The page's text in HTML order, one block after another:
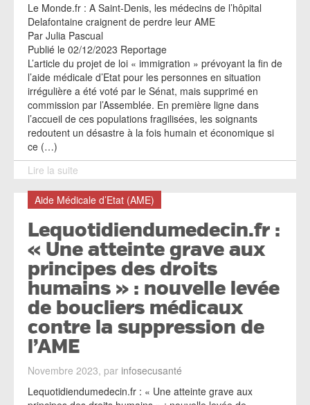
Le Monde.fr : A Saint-Denis, les médecins de l’hôpital
Delafontaine craignent de perdre leur AME
Par Julia Pascual
Publié le 02/12/2023 Reportage
L’article du projet de loi « immigration » prévoyant la fin de
l’aide médicale d’Etat pour les personnes en situation
irrégulière a été voté par le Sénat, mais supprimé en
commission par l’Assemblée. En première ligne dans
l’accueil de ces populations fragilisées, les soignants
redoutent un désastre à la fois humain et économique si
ce (…)
Lire la suite
Aide Médicale d’Etat (AME)
Lequotidiendumedecin.fr :
« Une atteinte grave aux
principes des droits
humains » : nouvelle levée
de boucliers médicaux
contre la suppression de
l’AME
Novembre 2023, par infosecusanté
Lequotidiendumedecin.fr : « Une atteinte grave aux